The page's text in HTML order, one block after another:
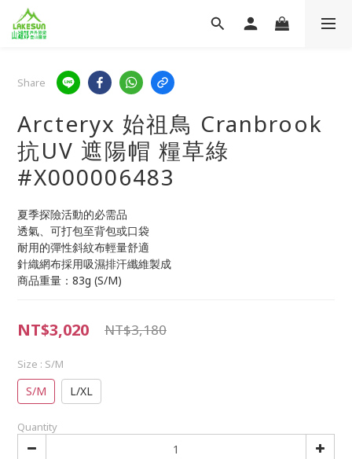
Share
Arcteryx 始祖鳥 Cranbrook
抗UV 遮陽帽 糧草綠
#X000006483
夏季探險活動的必需品
透氣、可打包至背包或口袋
耐用的彈性斜紋布輕量舒適
針織網布採用吸濕排汗纖維製成
商品重量：83g (S/M)
NT$3,020 NT$3,180
Size : S/M
S/M L/XL
Quantity